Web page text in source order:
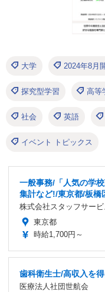
大学 2024年8月
探究型学習 高等
社会 英語
イベント トピックス
一般事務/「人気の学
集計など!/東京都/板橋
株式会社スタッフサービ
東京都
時給1,700円～
歯科衛生士/高収入を
医療法人社団世航会